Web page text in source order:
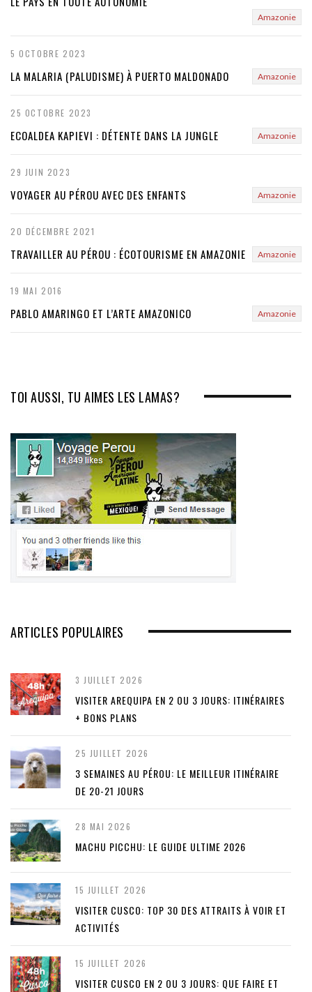
Amazonie
5 OCTOBRE 2023
LA MALARIA (PALUDISME) À PUERTO MALDONADO Amazonie
25 OCTOBRE 2023
ECOALDEA KAPIEVI : DÉTENTE DANS LA JUNGLE Amazonie
29 JUIN 2023
VOYAGER AU PÉROU AVEC DES ENFANTS Amazonie
20 DÉCEMBRE 2021
TRAVAILLER AU PÉROU : ÉCOTOURISME EN AMAZONIE Amazonie
19 MAI 2016
PABLO AMARINGO ET L’ARTE AMAZONICO Amazonie
TOI AUSSI, TU AIMES LES LAMAS?
ARTICLES POPULAIRES
3 JUILLET 2026
VISITER AREQUIPA EN 2 OU 3 JOURS: ITINÉRAIRES
+ BONS PLANS
25 JUILLET 2026
3 SEMAINES AU PÉROU: LE MEILLEUR ITINÉRAIRE
DE 20-21 JOURS
28 MAI 2026
MACHU PICCHU: LE GUIDE ULTIME 2026
15 JUILLET 2026
VISITER CUSCO: TOP 30 DES ATTRAITS À VOIR ET
ACTIVITÉS
15 JUILLET 2026
VISITER CUSCO EN 2 OU 3 JOURS: QUE FAIRE ET